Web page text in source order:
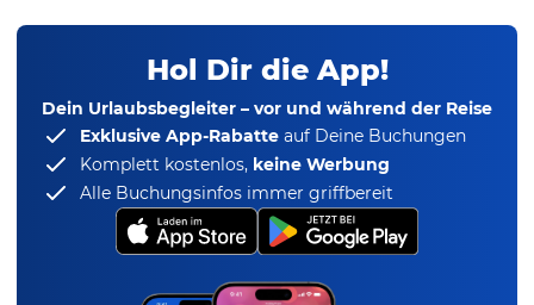
Hol Dir die App!
Dein Urlaubsbegleiter – vor und während der Reise
Exklusive App-Rabatte auf Deine Buchungen
Komplett kostenlos, keine Werbung
Alle Buchungsinfos immer griffbereit